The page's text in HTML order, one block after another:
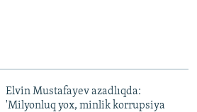
Elvin Mustafayev azadlıqda:
'Milyonluq yox, minlik korrupsiya